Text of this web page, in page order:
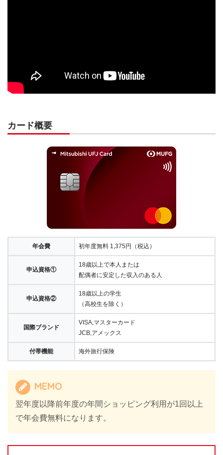
カード概要
年会費 初年度無料 1,375円（税込）
申込資格①
18歳以上で本人または
配偶者に安定した収入のある人
申込資格②
18歳以上の学生
（高校生を除く）
国際ブランド
VISA,マスターカード
JCB,アメックス
付帯機能 海外旅行保険
MEMO
翌年度以降前年度の年間ショッピング利用が1回以上
で年会費無料になります。